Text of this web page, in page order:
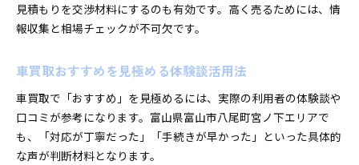
見積もりを交渉材料にするのも有効です。高く売るためには、情
報収集と相場チェックが不可欠です。
車買取おすすめを見極める体験談活用法
車買取で「おすすめ」を見極めるには、実際の利用者の体験談や
口コミが参考になります。富山県富山市八尾町宮ノ下エリアで
も、「対応が丁寧だった」「手続きが早かった」といった具体的
な声が判断材料となります。